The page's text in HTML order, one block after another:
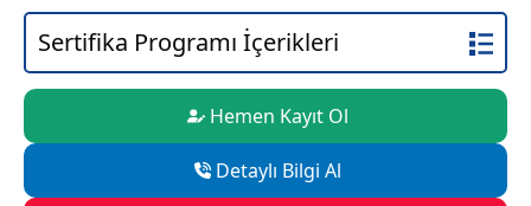
Sertifika Programı İçerikleri
Hemen Kayıt Ol
Detaylı Bilgi Al